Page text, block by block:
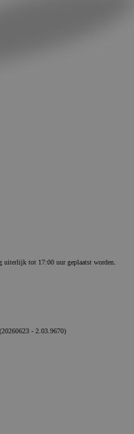
uiterlijk tot 17:00 uur geplaatst worden.
- 2.03.9670)